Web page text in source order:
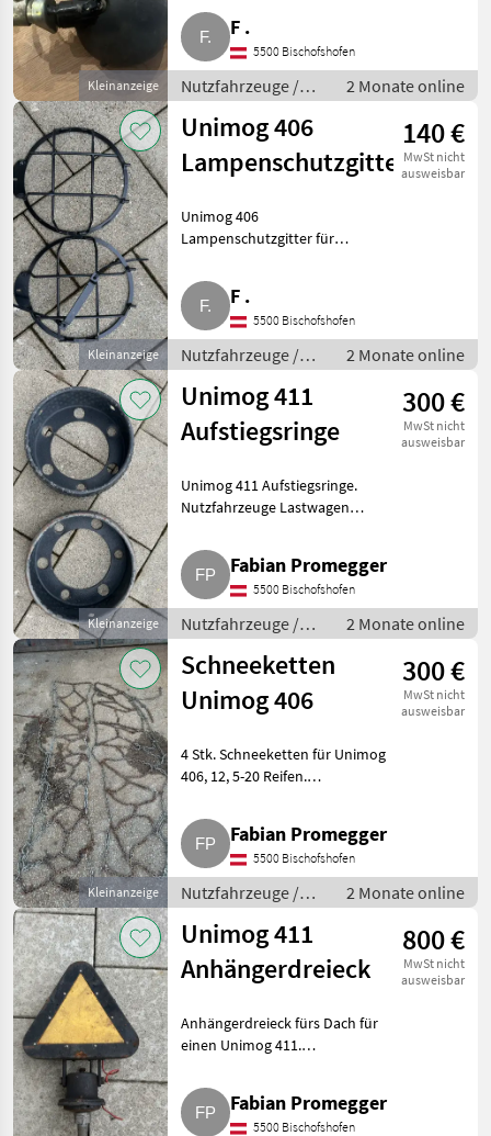
Kleinanzeige
F .
5500 Bischofshofen
Nutzfahrzeuge /
Lastwagen (LKW)
2 Monate online
Kleinanzeige
Unimog 406
Lampenschutzgitter
140 €
MwSt nicht
ausweisbar
Unimog 406
Lampenschutzgitter für
Nutzfahrzeuge Lastwagen
(LKW)
F .
5500 Bischofshofen
Nutzfahrzeuge /
Lastwagen (LKW)
2 Monate online
Kleinanzeige
Unimog 411
Aufstiegsringe
300 €
MwSt nicht
ausweisbar
Unimog 411 Aufstiegsringe.
Nutzfahrzeuge Lastwagen
Fabian Promegger
5500 Bischofshofen
Nutzfahrzeuge /
Lastwagen (LKW)
2 Monate online
Kleinanzeige
Schneeketten
Unimog 406
300 €
MwSt nicht
ausweisbar
4 Stk. Schneeketten für Unimog
406, 12, 5-20 Reifen.
(LKW)
Fabian Promegger
5500 Bischofshofen
Nutzfahrzeuge /
Lastwagen (LKW)
2 Monate online
Unimog 411
Anhängerdreieck
800 €
MwSt nicht
ausweisbar
Anhängerdreieck fürs Dach für
einen Unimog 411.
(LKW)
Fabian Promegger
5500 Bischofshofen